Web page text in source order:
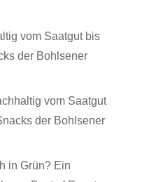
vom Saatgut bis
der Bohlsener
vom Saatgut
der Bohlsener
in Grün? Ein